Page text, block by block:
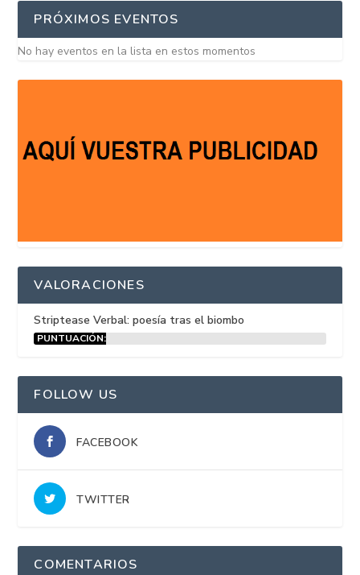
PRÓXIMOS EVENTOS
No hay eventos en la lista en estos momentos
VALORACIONES
Striptease Verbal: poesía tras el biombo
PUNTUACIÓN:
FOLLOW US
FACEBOOK
TWITTER
COMENTARIOS